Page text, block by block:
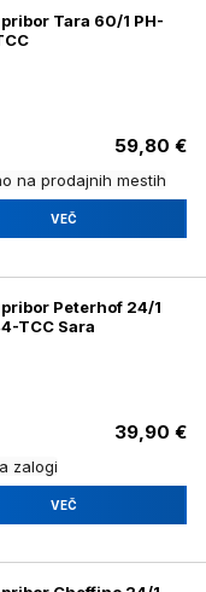
Tara 60/1 PH-
59,80 €
na prodajnih mestih
VEČ
Peterhof 24/1
TCC Sara
39,90 €
zalogi
VEČ